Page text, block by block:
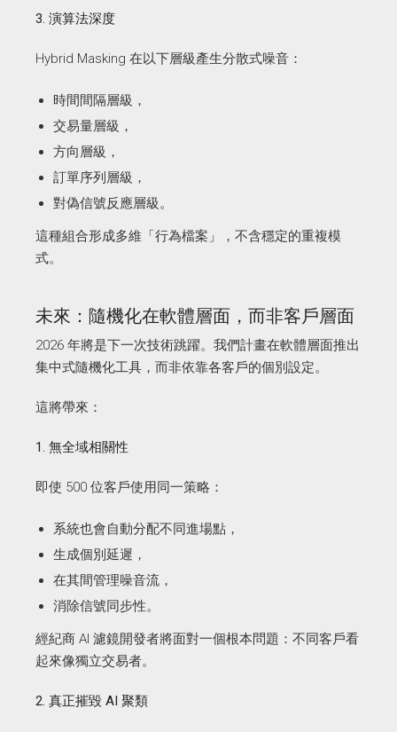
3. 演算法深度
Hybrid Masking 在以下層級產生分散式噪音：
時間間隔層級，
交易量層級，
方向層級，
訂單序列層級，
對偽信號反應層級。
這種組合形成多維「行為檔案」，不含穩定的重複模
式。
未來：隨機化在軟體層面，而非客戶層面
2026 年將是下一次技術跳躍。我們計畫在軟體層面推出
集中式隨機化工具，而非依靠各客戶的個別設定。
這將帶來：
1. 無全域相關性
即使 500 位客戶使用同一策略：
系統也會自動分配不同進場點，
生成個別延遲，
在其間管理噪音流，
消除信號同步性。
經紀商 AI 濾鏡開發者將面對一個根本問題：不同客戶看
起來像獨立交易者。
2. 真正摧毀 AI 聚類